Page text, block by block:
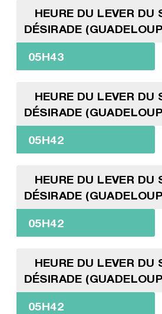
HEURE DU LEVER DU
DÉSIRADE
05H43
HEURE DU LEVER DU
DÉSIRADE
05H42
HEURE DU LEVER DU
DÉSIRADE
05H42
HEURE DU LEVER DU
DÉSIRADE
05H42